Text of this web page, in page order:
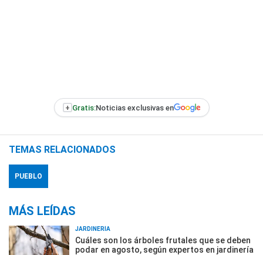
+ Gratis:Noticias exclusivas en
TEMAS RELACIONADOS
PUEBLO
MÁS LEÍDAS
JARDINERÍA
Cuáles son los árboles frutales que se deben
podar en agosto, según expertos en jardinería